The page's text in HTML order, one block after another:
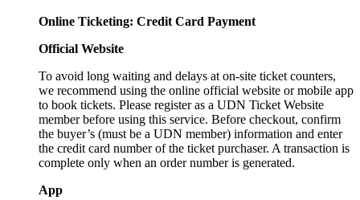
Online Ticketing: Credit Card Payment
Official Website
To avoid long waiting and delays at on-site ticket counters,
we recommend using the online official website or mobile app
to book tickets. Please register as a UDN Ticket Website
member before using this service. Before checkout, confirm
the buyer’s (must be a UDN member) information and enter
the credit card number of the ticket purchaser. A transaction is
complete only when an order number is generated.
App